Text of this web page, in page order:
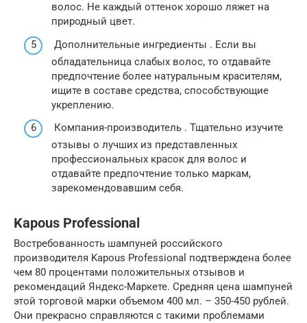
волос. Не каждый оттенок хорошо ляжет на
природный цвет.
Дополнительные ингредиенты . Если вы
обладательница слабых волос, то отдавайте
предпочтение более натуральным красителям,
ищите в составе средства, способствующие
укреплению.
Компания-производитель . Тщательно изучите
отзывы о лучших из представленных
профессиональных красок для волос и
отдавайте предпочтение только маркам,
зарекомендовавшим себя.
Kapous Professional
Востребованность шампуней российского
производителя Kapous Professional подтверждена более
чем 80 процентами положительных отзывов и
рекомендаций Яндекс-Маркете. Средняя цена шампуней
этой торговой марки объемом 400 мл. – 350-450 рублей.
Они прекрасно справляются с такими проблемами